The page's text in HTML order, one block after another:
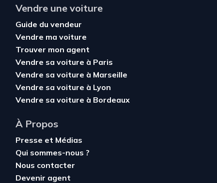
Vendre une voiture
Guide du vendeur
Vendre ma voiture
Trouver mon agent
Vendre sa voiture à Paris
Vendre sa voiture à Marseille
Vendre sa voiture à Lyon
Vendre sa voiture à Bordeaux
À Propos
Presse et Médias
Qui sommes-nous ?
Nous contacter
Devenir agent